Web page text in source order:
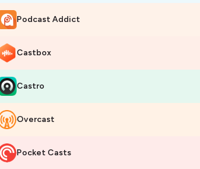
Podcast Addict
Castbox
Castro
Overcast
Pocket Casts